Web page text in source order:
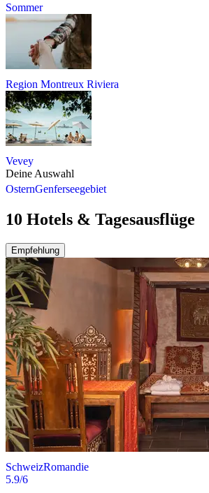
Sommer
Region Montreux Riviera
Vevey
Deine Auswahl
OsternGenferseegebiet
10 Hotels & Tagesausflüge
Empfehlung
SchweizRomandie
5.9/6